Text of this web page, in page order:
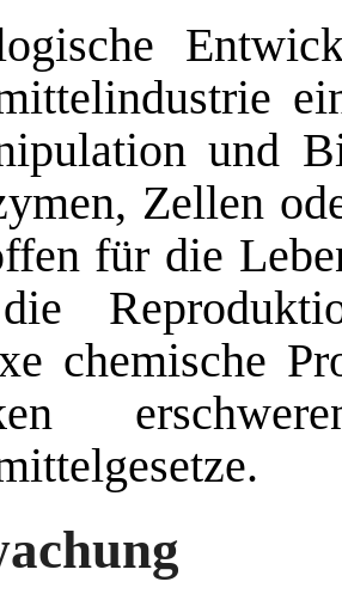
und
Zellen
für die
chemische